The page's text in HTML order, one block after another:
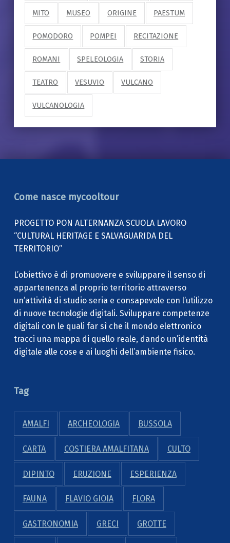
MITO MUSEO ORIGINE PAESTUM
POMODORO POMPEI RECITAZIONE
ROMANI SPELEOLOGIA STORIA
TEATRO VESUVIO VULCANO
VULCANOLOGIA
Come nasce mycooltour
PROGETTO PON ALTERNANZA SCUOLA LAVORO
“CULTURAL HERITAGE E SALVAGUARIDA DEL
TERRITORIO”
L’obiettivo è di promuovere e sviluppare il senso di
appartenenza al proprio territorio attraverso
un’attività di studio seria e consapevole con l’utilizzo
di nuove tecnologie digitali. Sviluppare competenze
digitali con le quali far sì che il mondo elettronico
tracci una mappa di quello reale, dando un’identità
digitale alle cose e ai luoghi dell’ambiente fisico.
Tag
AMALFI ARCHEOLOGIA BUSSOLA
CARTA COSTIERA AMALFITANA CULTO
DIPINTO ERUZIONE ESPERIENZA
FAUNA FLAVIO GIOIA FLORA
GASTRONOMIA GRECI GROTTE